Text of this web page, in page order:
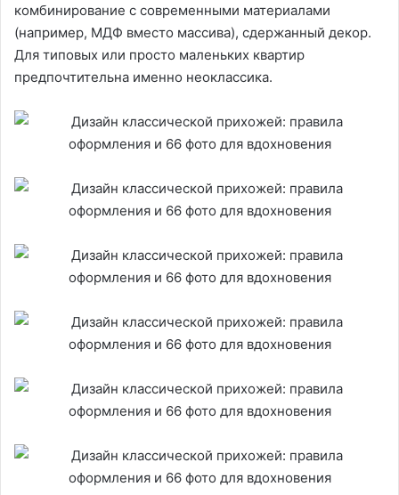
комбинирование с современными материалами
(например, МДФ вместо массива), сдержанный декор.
Для типовых или просто маленьких квартир
предпочтительна именно неоклассика.